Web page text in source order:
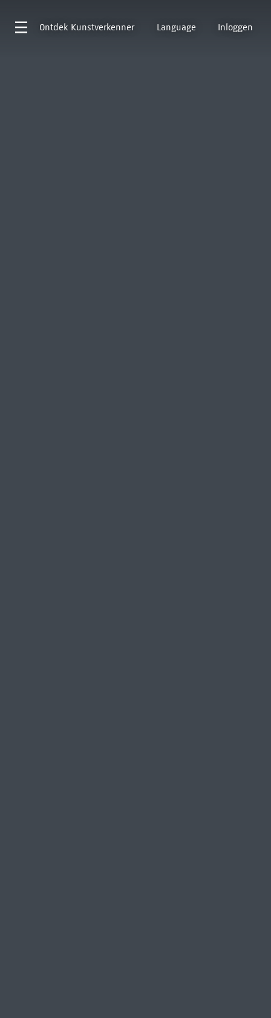
Ontdek Kunstverkenner Language Inloggen